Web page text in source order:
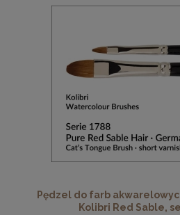
Pędzel do farb
Kolibri Red Sable,